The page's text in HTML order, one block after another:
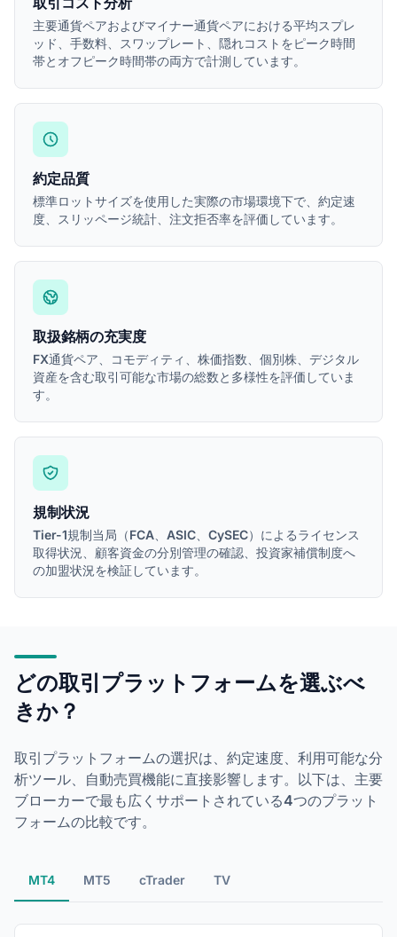
主要通貨ペアおよびマイナー通貨ペアにおける平均スプレ
ッド、手数料、スワップレート、隠れコストをピーク時間
帯とオフピーク時間帯の両方で計測しています。
約定品質
標準ロットサイズを使用した実際の市場環境下で、約定速
度、スリッページ統計、注文拒否率を評価しています。
取扱銘柄の充実度
FX通貨ペア、コモディティ、株価指数、個別株、デジタル
資産を含む取引可能な市場の総数と多様性を評価していま
す。
規制状況
Tier-1規制当局（FCA、ASIC、CySEC）によるライセンス
取得状況、顧客資金の分別管理の確認、投資家補償制度へ
の加盟状況を検証しています。
どの取引プラットフォームを選ぶべ
きか？
取引プラットフォームの選択は、約定速度、利用可能な分
析ツール、自動売買機能に直接影響します。以下は、主要
ブローカーで最も広くサポートされている4つのプラット
フォームの比較です。
MT4 MT5 cTrader TV